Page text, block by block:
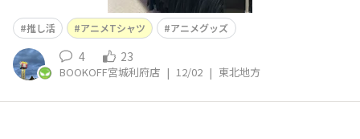
推し活 アニメTシャツ アニメグッズ
4 23
BOOKOFF宮城利府店 | 12/02 | 東北地方